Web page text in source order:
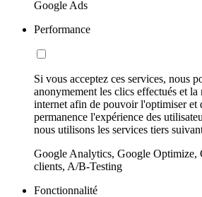
Google Ads
Performance
Si vous acceptez ces services, nous
anonymement les clics effectués et
internet afin de pouvoir l'optimiser et
permanence l'expérience des
nous utilisons les services tiers
Google Analytics, Google Optimize,
clients, A/B-Testing
Fonctionnalité